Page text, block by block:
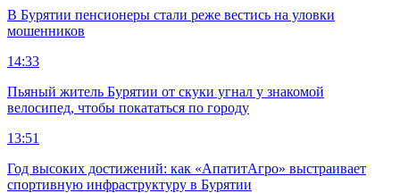
В Бурятии пенсионеры стали реже вестись на уловки
мошенников
14:33
Пьяный житель Бурятии от скуки угнал у знакомой
велосипед, чтобы покататься по городу
13:51
Год высоких достижений: как «АпатитАгро» выстраивает
спортивную инфраструктуру в Бурятии